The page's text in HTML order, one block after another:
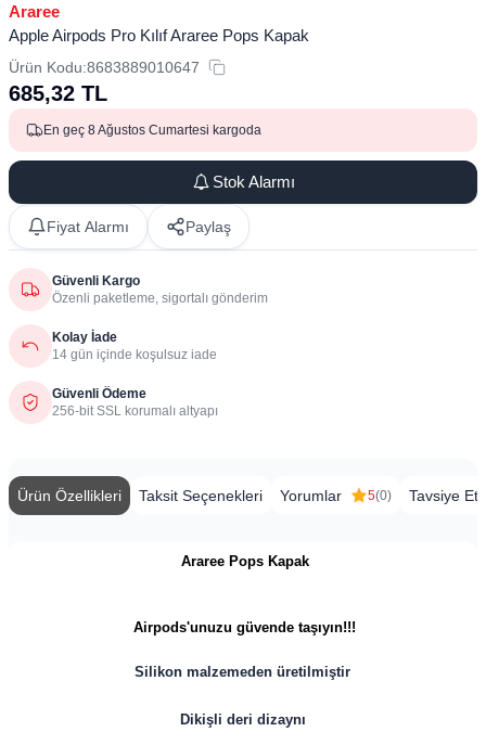
Araree
Apple Airpods Pro Kılıf Araree Pops Kapak
Ürün Kodu:8683889010647
685,32 TL
En geç 8 Ağustos Cumartesi kargoda
Stok Alarmı
Fiyat Alarmı Paylaş
Güvenli Kargo
Özenli paketleme, sigortalı gönderim
Kolay İade
14 gün içinde koşulsuz iade
Güvenli Ödeme
256-bit SSL korumalı altyapı
Ürün Özellikleri Taksit Seçenekleri Yorumlar 5(0) Tavsiye Et
Araree Pops Kapak
Airpods'unuzu güvende taşıyın!!!
Silikon malzemeden üretilmiştir
Dikişli deri dizaynı